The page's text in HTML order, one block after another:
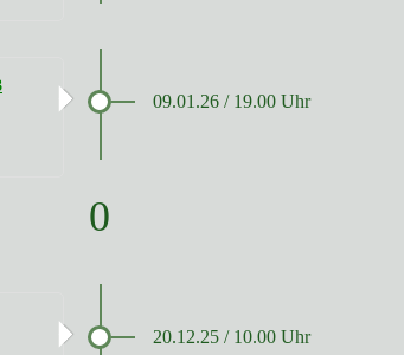
09.01.26 / 19.00 Uhr
0
20.12.25 / 10.00 Uhr